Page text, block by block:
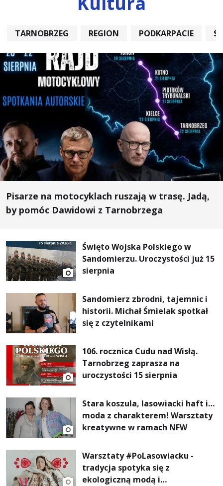
TARNOBRZEG REGION PODKARPACIE
Pisarze na motocyklach ruszają w trasę. Jadą,
by pomóc Dawidowi z Tarnobrzega
Święto Wojska Polskiego w
Sandomierzu. Uroczystości już 15
sierpnia
Sandomierz zbrodni, tajemnic i
historii. Michał Śmielak spotkał
się z czytelnikami
106. rocznica Cudu nad Wisłą.
Tarnobrzeg zaprasza na
uroczystości 15 sierpnia
Stara koszula, lasowiacki haft i…
moda z charakterem! Warsztaty
kreatywne w ramach NFW
Warsztaty #PoLasowiacku -
tradycja spotyka się z
ekologiczną modą i